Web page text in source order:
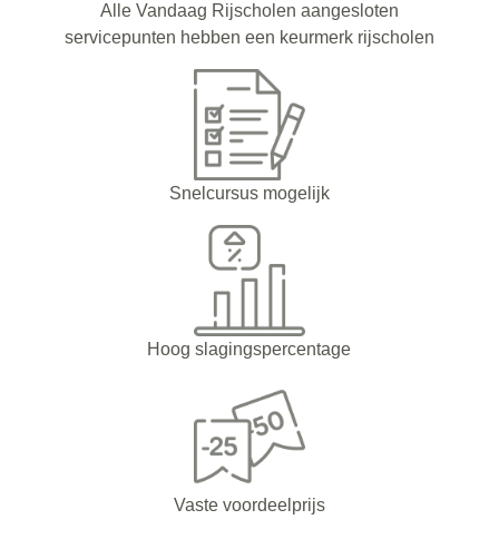
Alle Vandaag Rijscholen aangesloten
servicepunten hebben een keurmerk rijscholen
Snelcursus mogelijk
Hoog slagingspercentage
Vaste voordeelprijs